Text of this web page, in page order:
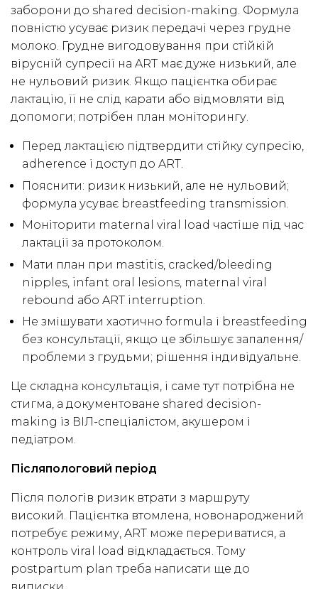
заборони до shared decision-making. Формула
повністю усуває ризик передачі через грудне
молоко. Грудне вигодовування при стійкій
вірусній супресії на ART має дуже низький, але
не нульовий ризик. Якщо пацієнтка обирає
лактацію, її не слід карати або відмовляти від
допомоги; потрібен план моніторингу.
Перед лактацією підтвердити стійку супресію,
adherence і доступ до ART.
Пояснити: ризик низький, але не нульовий;
формула усуває breastfeeding transmission.
Моніторити maternal viral load частіше під час
лактації за протоколом.
Мати план при mastitis, cracked/bleeding
nipples, infant oral lesions, maternal viral
rebound або ART interruption.
Не змішувати хаотично formula і breastfeeding
без консультації, якщо це збільшує запалення/
проблеми з грудьми; рішення індивідуальне.
Це складна консультація, і саме тут потрібна не
стигма, а документоване shared decision-
making із ВІЛ-спеціалістом, акушером і
педіатром.
Післяпологовий період
Після пологів ризик втрати з маршруту
високий. Пацієнтка втомлена, новонароджений
потребує режиму, ART може перериватися, а
контроль viral load відкладається. Тому
postpartum plan треба написати ще до